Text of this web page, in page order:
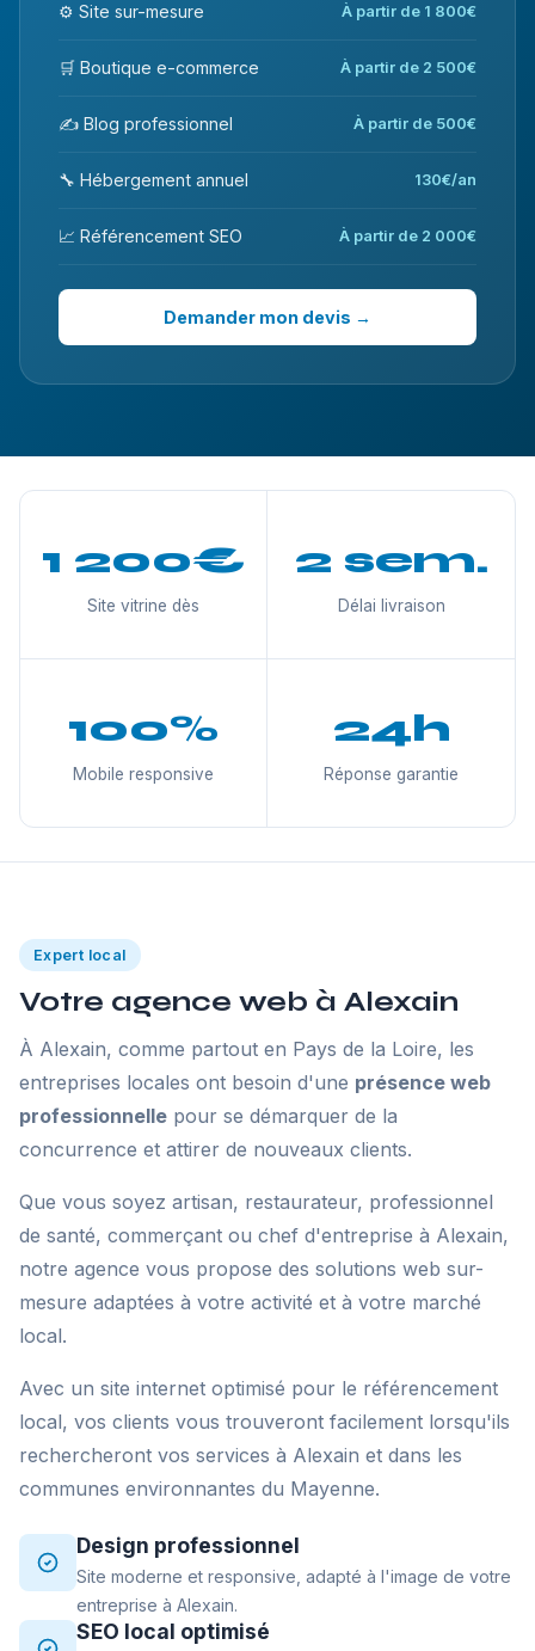
⚙️ Site sur-mesure À partir de 1 800€
🛒 Boutique e-commerce À partir de 2 500€
✍️ Blog professionnel À partir de 500€
🔧 Hébergement annuel 130€/an
📈 Référencement SEO À partir de 2 000€
Demander mon devis →
1 200€
Site vitrine dès
2 sem.
Délai livraison
100%
Mobile responsive
24h
Réponse garantie
Expert local
Votre agence web à Alexain
À Alexain, comme partout en Pays de la Loire, les
entreprises locales ont besoin d'une présence web
professionnelle pour se démarquer de la
concurrence et attirer de nouveaux clients.
Que vous soyez artisan, restaurateur, professionnel
de santé, commerçant ou chef d'entreprise à Alexain,
notre agence vous propose des solutions web sur-
mesure adaptées à votre activité et à votre marché
local.
Avec un site internet optimisé pour le référencement
local, vos clients vous trouveront facilement lorsqu'ils
rechercheront vos services à Alexain et dans les
communes environnantes du Mayenne.
Design professionnel
Site moderne et responsive, adapté à l'image de votre
entreprise à Alexain.
SEO local optimisé